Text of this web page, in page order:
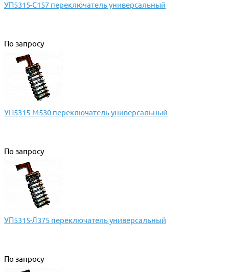
УП5315-С157 переключатель универсальный
По запросу
УП5315-М530 переключатель универсальный
По запросу
УП5315-Л375 переключатель универсальный
По запросу